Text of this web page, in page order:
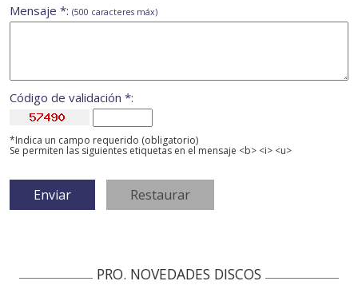
Mensaje *: (500 caracteres máx)
Código de validación *:
*Indica un campo requerido (obligatorio)
Se permiten las siguientes etiquetas en el mensaje <b> <i> <u>
PRO. NOVEDADES DISCOS